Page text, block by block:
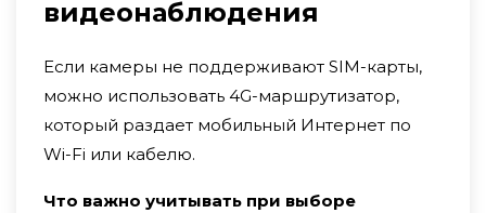
видеонаблюдения
Если камеры не поддерживают SIM-карты,
можно использовать 4G-маршрутизатор,
который раздает мобильный Интернет по
Wi-Fi или кабелю.
Что важно учитывать при выборе